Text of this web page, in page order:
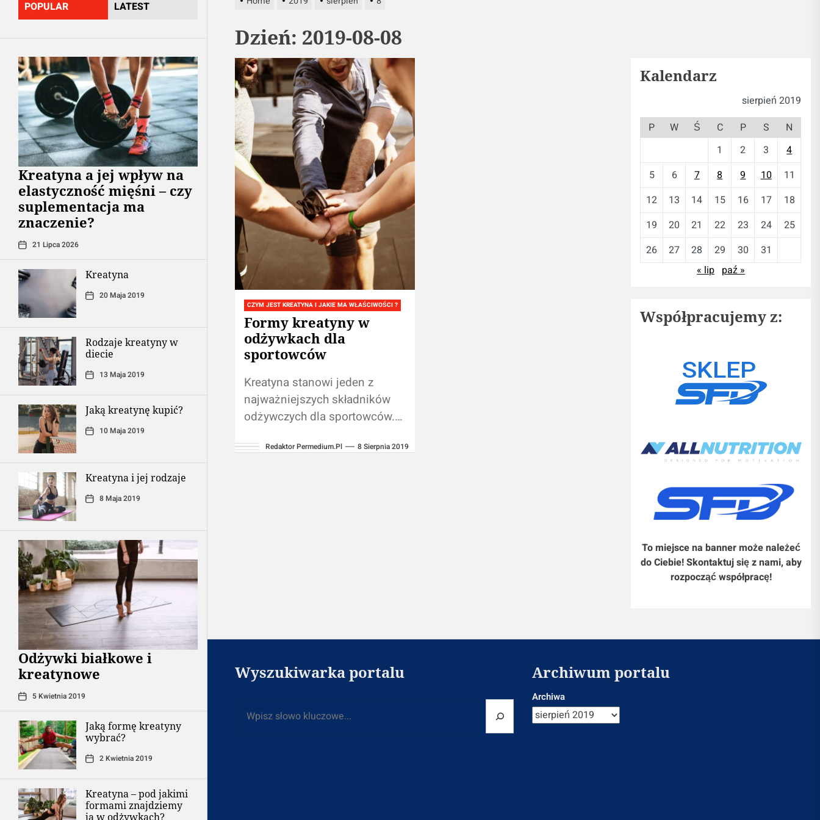
jej
pochodnych
POPULAR LATEST
Kreatyna a jej wpływ na
elastyczność mięśni – czy
suplementacja ma
znaczenie?
21 Lipca 2026
Kreatyna
20 Maja 2019
Rodzaje kreatyny w
diecie
13 Maja 2019
Jaką kreatynę kupić?
10 Maja 2019
Kreatyna i jej rodzaje
8 Maja 2019
Odżywki białkowe i
kreatynowe
5 Kwietnia 2019
Jaką formę kreatyny
wybrać?
2 Kwietnia 2019
Kreatyna – pod jakimi
formami znajdziemy
ją w odżywkach?
Dzień: 2019-08-08
CZYM JEST KREATYNA I JAKIE MA WŁAŚCIWOŚCI ?
Formy kreatyny w
odżywkach dla
sportowców
Kreatyna stanowi jeden z
najważniejszych składników
odżywczych dla sportowców.
wpływa na prawdę organizmu,
Redaktor Permedium.pl 8 Sierpnia 2019
Kalendarz
sierpień 2019
P
W Ś C P S
N
1
2 3
4
5
6 7 8 9 10
11
12
13 14 15 16 17
18
19
20 21 22 23 24
25
26
27 28 29 30
31
« lip paź »
Współpracujemy z:
To miejsce na banner może należeć
do Ciebie! Skontaktuj się z nami, aby
rozpocząć współpracę!
Wyszukiwarka portalu Archiwum portalu
Archiwa